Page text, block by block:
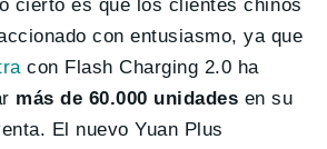
cierto es que los clientes chinos
con entusiasmo, ya que
con Flash Charging 2.0 ha
más de 60.000 unidades en su
El nuevo Yuan Plus